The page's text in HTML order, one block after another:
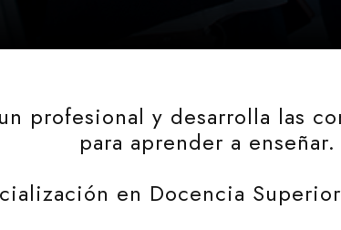
profesional y desarrolla las
para aprender a enseñar.
en Docencia